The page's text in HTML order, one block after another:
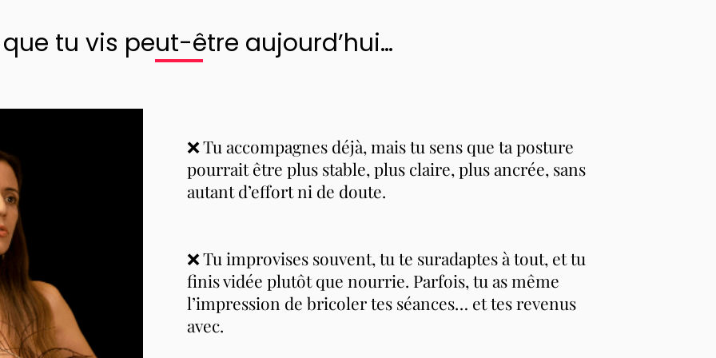
tu vis peut-être aujourd’hui…
❌ Tu accompagnes déjà, mais tu sens que ta posture
pourrait être plus stable, plus claire, plus ancrée, sans
autant d’effort ni de doute.
❌ Tu improvises souvent, tu te suradaptes à tout, et tu
finis vidée plutôt que nourrie. Parfois, tu as même
l’impression de bricoler tes séances… et tes revenus
avec.